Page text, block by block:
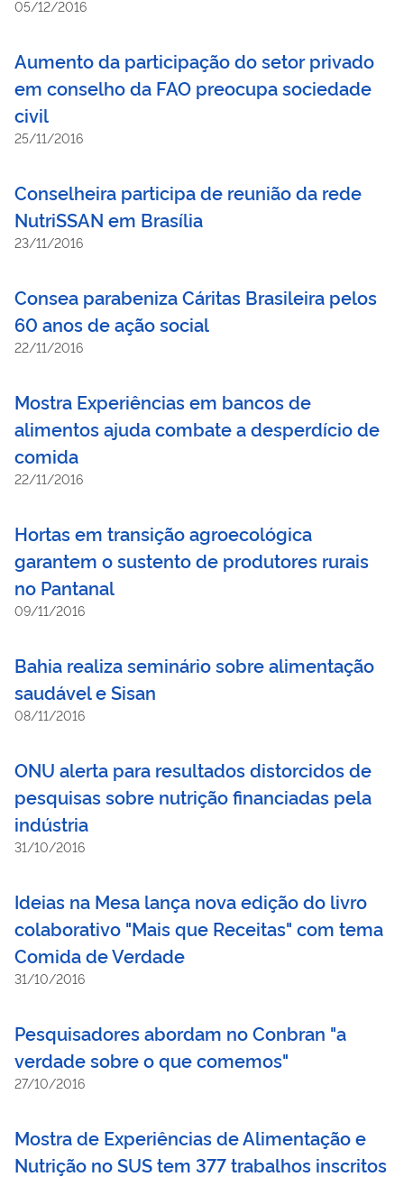
05/12/2016
Aumento da participação do setor privado
em conselho da FAO preocupa sociedade
civil
25/11/2016
Conselheira participa de reunião da rede
NutriSSAN em Brasília
23/11/2016
Consea parabeniza Cáritas Brasileira pelos
60 anos de ação social
22/11/2016
Mostra Experiências em bancos de
alimentos ajuda combate a desperdício de
comida
22/11/2016
Hortas em transição agroecológica
garantem o sustento de produtores rurais
no Pantanal
09/11/2016
Bahia realiza seminário sobre alimentação
saudável e Sisan
08/11/2016
ONU alerta para resultados distorcidos de
pesquisas sobre nutrição financiadas pela
indústria
31/10/2016
Ideias na Mesa lança nova edição do livro
colaborativo "Mais que Receitas" com tema
Comida de Verdade
31/10/2016
Pesquisadores abordam no Conbran "a
verdade sobre o que comemos"
27/10/2016
Mostra de Experiências de Alimentação e
Nutrição no SUS tem 377 trabalhos inscritos